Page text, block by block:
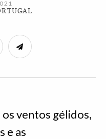
ventos gélidos,
e as